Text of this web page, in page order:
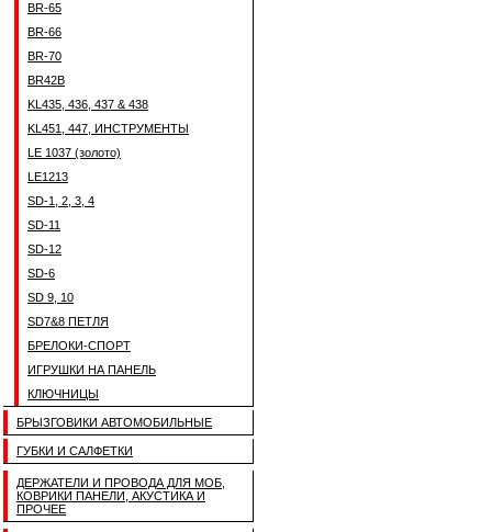
BR-65
BR-66
BR-70
BR42B
KL435, 436, 437 & 438
KL451, 447, ИНСТРУМЕНТЫ
LE 1037 (золото)
LE1213
SD-1, 2, 3, 4
SD-11
SD-12
SD-6
SD 9, 10
SD7&8 ПЕТЛЯ
БРЕЛОКИ-СПОРТ
ИГРУШКИ НА ПАНЕЛЬ
КЛЮЧНИЦЫ
БРЫЗГОВИКИ АВТОМОБИЛЬНЫЕ
ГУБКИ И САЛФЕТКИ
ДЕРЖАТЕЛИ И ПРОВОДА ДЛЯ МОБ,
КОВРИКИ ПАНЕЛИ, АКУСТИКА И
ПРОЧЕЕ